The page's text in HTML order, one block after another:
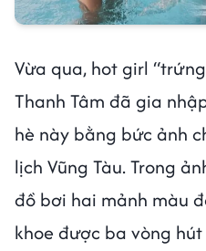
Vừa qua, hot girl
Thanh Tâm đã gia
hè này bằng bức ảnh
lịch Vũng Tàu. Trong
đồ bơi hai mảnh màu
khoe được ba vòng